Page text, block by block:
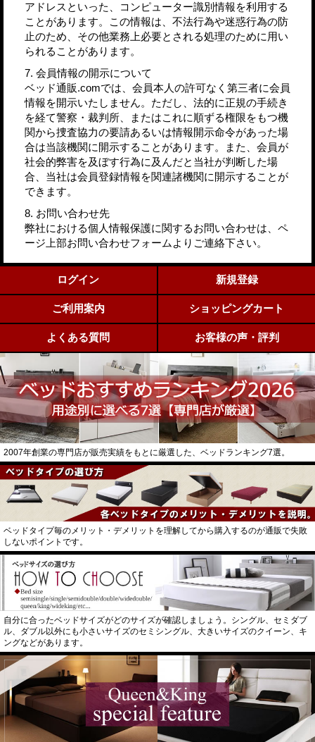
アドレスといった、コンピューター識別情報を利用する
ことがあります。この情報は、不法行為や迷惑行為の防
止のため、その他業務上必要とされる処理のために用い
られることがあります。
7. 会員情報の開示について
ベッド通販.comでは、会員本人の許可なく第三者に会員
情報を開示いたしません。ただし、法的に正規の手続き
を経て警察・裁判所、またはこれに順ずる権限をもつ機
関から捜査協力の要請あるいは情報開示命令があった場
合は当該機関に開示することがあります。また、会員が
社会的弊害を及ぼす行為に及んだと当社が判断した場
合、当社は会員登録情報を関連諸機関に開示することが
できます。
8. お問い合わせ先
弊社における個人情報保護に関するお問い合わせは、ペ
ージ上部お問い合わせフォームよりご連絡下さい。
ログイン 新規登録
ご利用案内 ショッピングカート
よくある質問 お客様の声・評判
2007年創業の専門店が販売実績をもとに厳選した、ベッドランキング7選。
ベッドタイプ毎のメリット・デメリットを理解してから購入するのが通販で失敗
しないポイントです。
自分に合ったベッドサイズがどのサイズが確認しましょう。シングル、セミダブ
ル、ダブル以外にも小さいサイズのセミシングル、大きいサイズのクイーン、キ
ングなどがあります。